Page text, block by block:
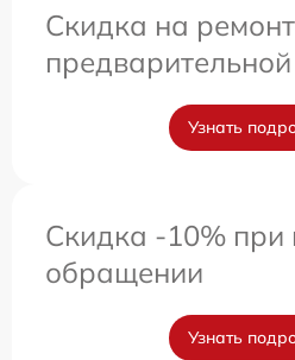
Скидка на
Узнать
Скидка -10% при
обращении
Узнать